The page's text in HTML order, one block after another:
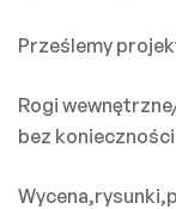
Prześlemy
Rogi
bez